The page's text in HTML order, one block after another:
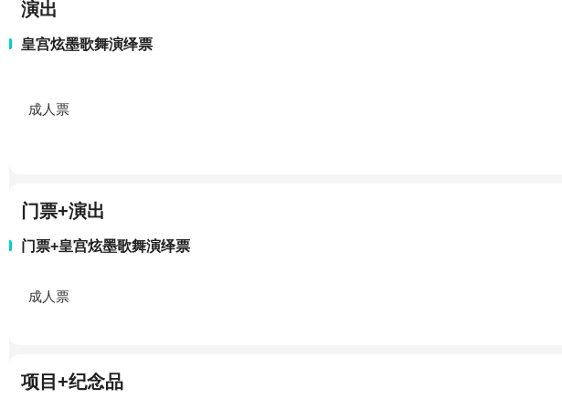
演出
皇宫炫墨歌舞演绎票
成人票
门票+演出
门票+皇宫炫墨歌舞演绎票
成人票
项目+纪念品